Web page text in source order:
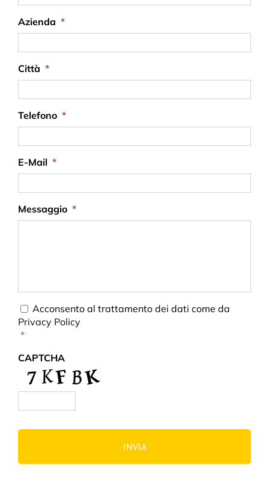
Azienda *
Città *
Telefono *
E-Mail *
Messaggio *
Consent *
Acconsento al trattamento dei dati come da
Privacy Policy
*
CAPTCHA